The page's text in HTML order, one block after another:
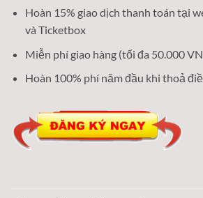
Hoàn 15% giao dịch thanh toán tại
và Ticketbox
Miễn phí giao hàng (tối đa 50.000
Hoàn 100% phí năm đầu khi thoả